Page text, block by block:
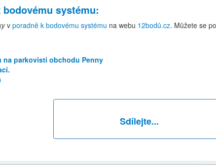
bodovému systému:
v poradně k bodovému systému na webu 12bodů.cz. Můžete se
parkovisti obchodu Penny
Sdílejte...